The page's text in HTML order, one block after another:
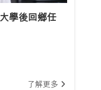
學後回鄉任
了解更多